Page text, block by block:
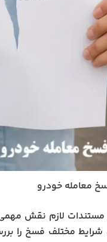
معامله خودرو
لازم نقش مهمی
شرایط مختلف فسخ را